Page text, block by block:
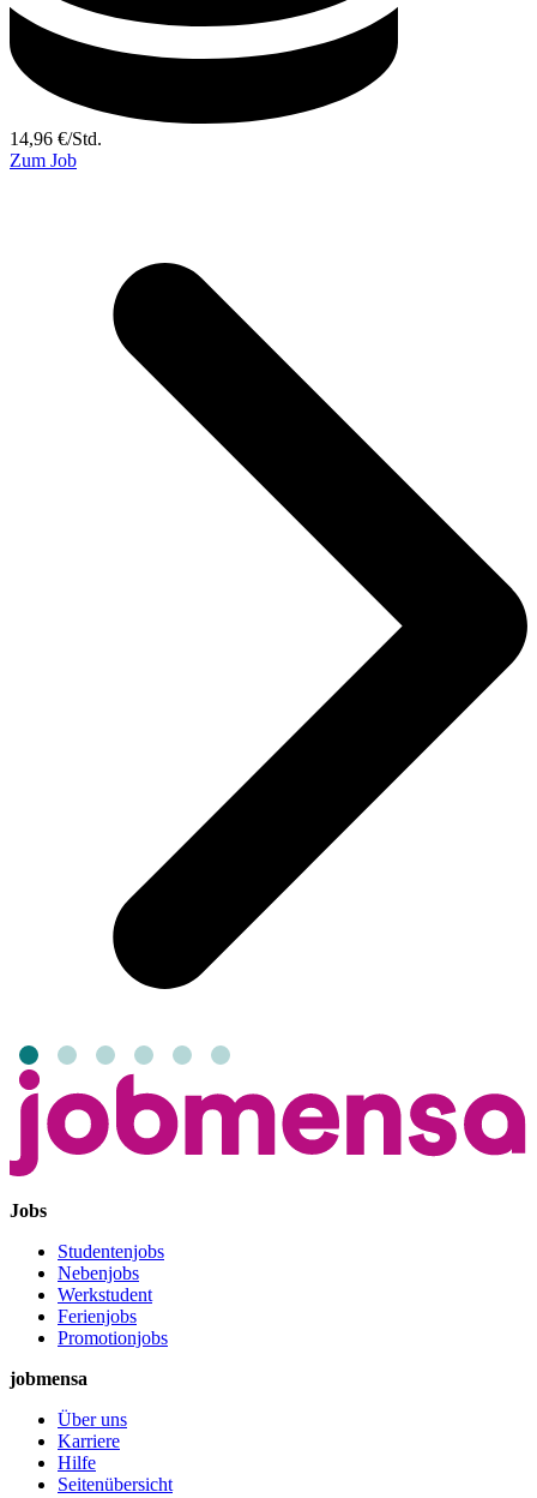
14,96 €/Std.
Zum Job
Jobs
Studentenjobs
Nebenjobs
Werkstudent
Ferienjobs
Promotionjobs
jobmensa
Über uns
Karriere
Hilfe
Seitenübersicht